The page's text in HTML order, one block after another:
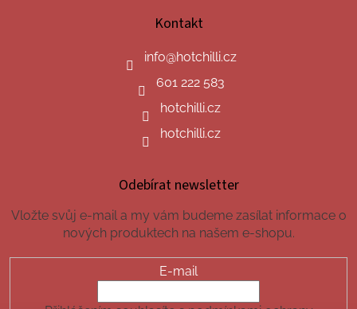
Kontakt
info@hotchilli.cz
601 222 583
hotchilli.cz
hotchilli.cz
Odebírat newsletter
Vložte svůj e-mail a my vám budeme zasílat informace o
nových produktech na našem e-shopu.
E-mail